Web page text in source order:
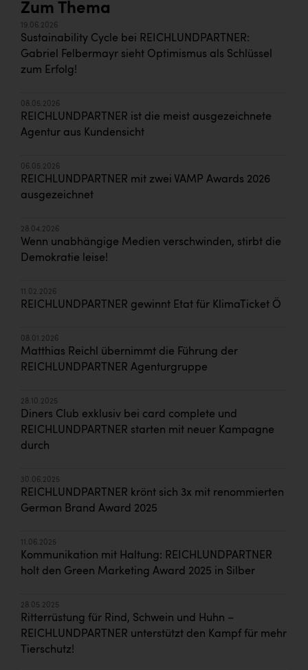
Zum Thema
19.06.2026
Sustainability Cycle bei REICHLUNDPARTNER:
Gabriel Felbermayr sieht Optimismus als Schlüssel
zum Erfolg!
08.05.2026
REICHLUNDPARTNER ist die meist ausgezeichnete
Agentur aus Kundensicht
06.05.2026
REICHLUNDPARTNER mit zwei VAMP Awards 2026
ausgezeichnet
28.04.2026
Wenn unabhängige Medien verschwinden, stirbt die
Demokratie leise!
11.02.2026
REICHLUNDPARTNER gewinnt Etat für KlimaTicket Ö
08.01.2026
Matthias Reichl übernimmt die Führung der
REICHLUNDPARTNER Agenturgruppe
28.10.2025
Diners Club exklusiv bei card complete und
REICHLUNDPARTNER starten mit neuer Kampagne
durch
30.06.2025
REICHLUNDPARTNER krönt sich 3x mit renommierten
German Brand Award 2025
11.06.2025
Kommunikation mit Haltung: REICHLUNDPARTNER
holt den Green Marketing Award 2025 in Silber
28.05.2025
Ritterrüstung für Rind, Schwein und Huhn –
REICHLUNDPARTNER unterstützt den Kampf für mehr
Tierschutz!